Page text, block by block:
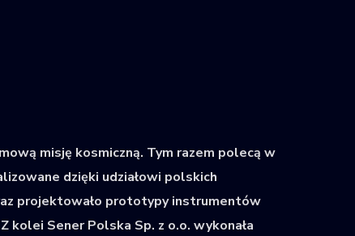
misję kosmiczną. Tym razem polecą w
dzięki udziałowi polskich
projektowało prototypy instrumentów
Sener Polska Sp. z o.o. wykonała